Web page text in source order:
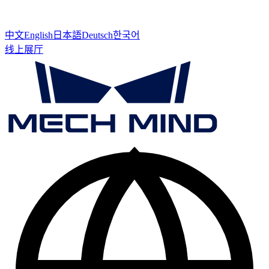
中文English 日本語Deutsch한국어
线上展厅